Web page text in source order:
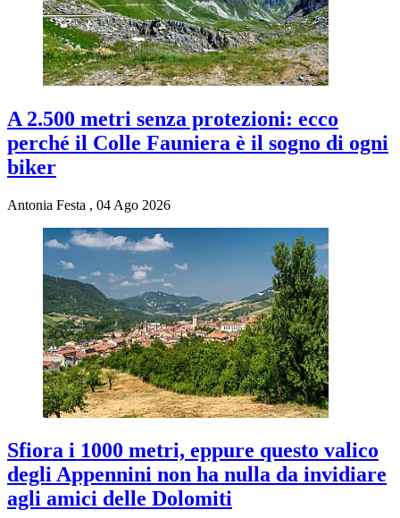
A 2.500 metri senza protezioni: ecco
perché il Colle Fauniera è il sogno di ogni
biker
Antonia Festa , 04 Ago 2026
Sfiora i 1000 metri, eppure questo valico
degli Appennini non ha nulla da invidiare
agli amici delle Dolomiti